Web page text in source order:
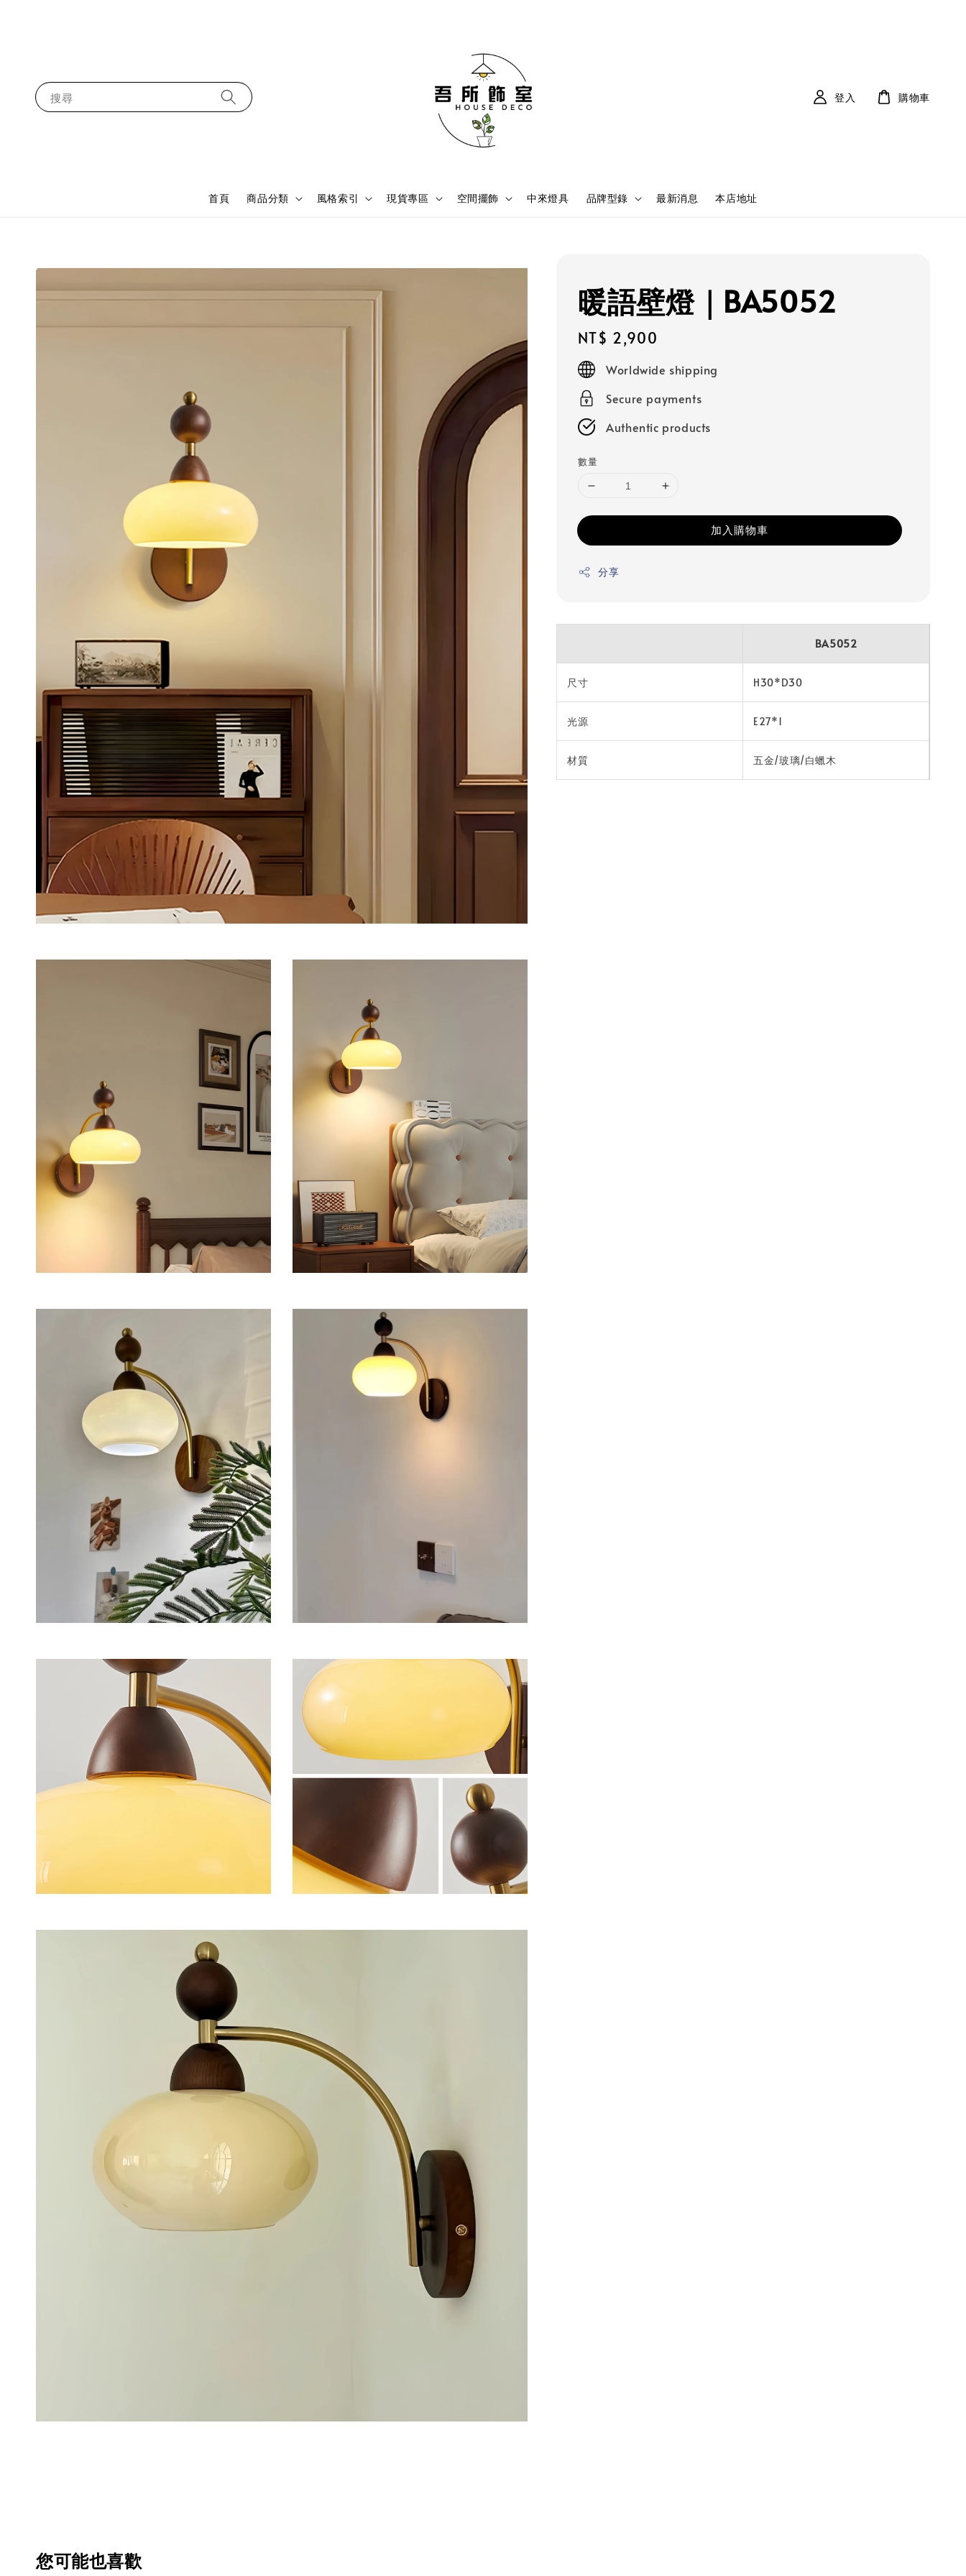
搜尋
首頁 商品分類 風格索引 現貨專區 空間擺飾 中來燈具 品牌型錄 最新消息 本店地址
登入 購物車
暖語壁燈｜BA5052
Regular
price
NT$ 2,900
Worldwide shipping
Secure payments
Authentic products
數量
加入購物車
分享
BA5052
尺寸 H30*D30
光源 E27*1
材質 五金/玻璃/白蠟木
您可能也喜歡